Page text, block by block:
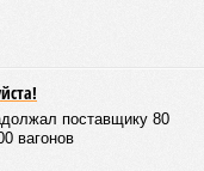
поставщику 80
вагонов